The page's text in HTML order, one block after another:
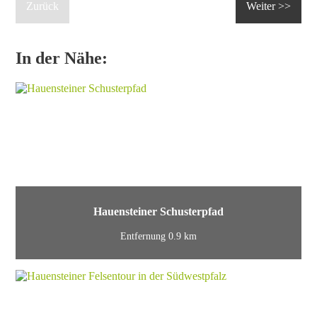
Zurück Weiter >>
In der Nähe:
Hauensteiner Schusterpfad
Entfernung 0.9 km